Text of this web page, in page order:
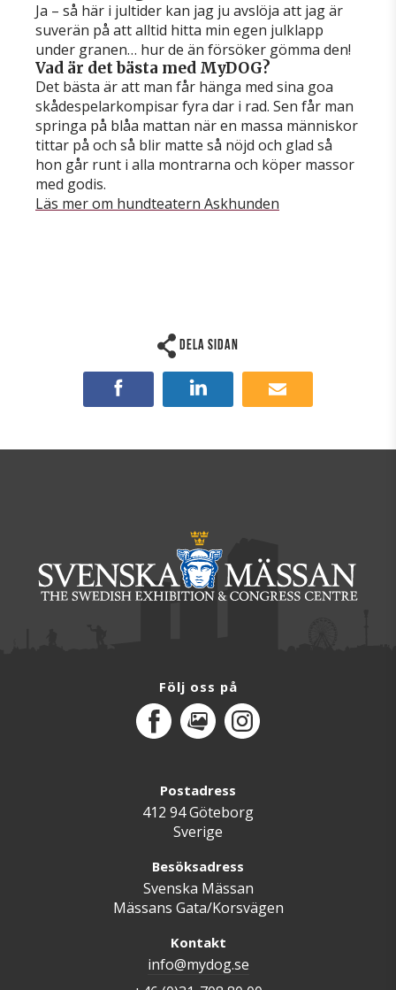
Ja – så här i jultider kan jag ju avslöja att jag är
suverän på att alltid hitta min egen julklapp
under granen… hur de än försöker gömma den!
Vad är det bästa med MyDOG?
Det bästa är att man får hänga med sina goa
skådespelarkompisar fyra dar i rad. Sen får man
springa på blåa mattan när en massa människor
tittar på och så blir matte så nöjd och glad så
hon går runt i alla montrarna och köper massor
med godis.
Läs mer om hundteatern Askhunden
Dela sidan
Följ oss på
FacebookMediaPortal
Instagram
Postadress
412 94 Göteborg
Sverige
Besöksadress
Svenska Mässan
Mässans Gata/Korsvägen
Kontakt
info@mydog.se